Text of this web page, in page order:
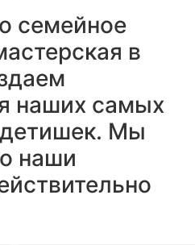
семейное
в
наших самых
Мы
наши